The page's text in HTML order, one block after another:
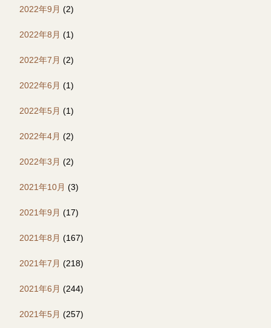
2022年9月 (2)
2022年8月 (1)
2022年7月 (2)
2022年6月 (1)
2022年5月 (1)
2022年4月 (2)
2022年3月 (2)
2021年10月 (3)
2021年9月 (17)
2021年8月 (167)
2021年7月 (218)
2021年6月 (244)
2021年5月 (257)